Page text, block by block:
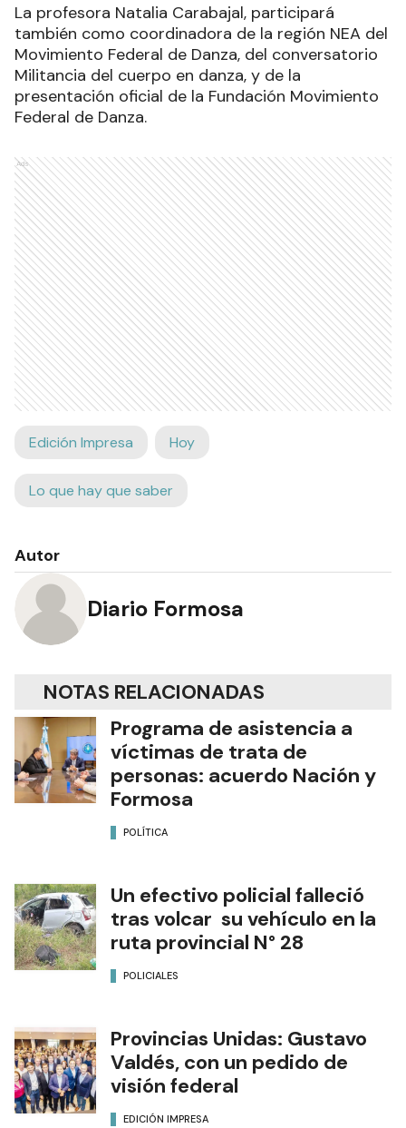
La profesora Natalia Carabajal, participará
también como coordinadora de la región NEA del
Movimiento Federal de Danza, del conversatorio
Militancia del cuerpo en danza, y de la
presentación oficial de la Fundación Movimiento
Federal de Danza.
Ads
Edición Impresa Hoy
Lo que hay que saber
Autor
Diario Formosa
NOTAS RELACIONADAS
Programa de asistencia a
víctimas de trata de
personas: acuerdo Nación y
Formosa
POLÍTICA
Un efectivo policial falleció
tras volcar su vehículo en la
ruta provincial N° 28
POLICIALES
Provincias Unidas: Gustavo
Valdés, con un pedido de
visión federal
EDICIÓN IMPRESA